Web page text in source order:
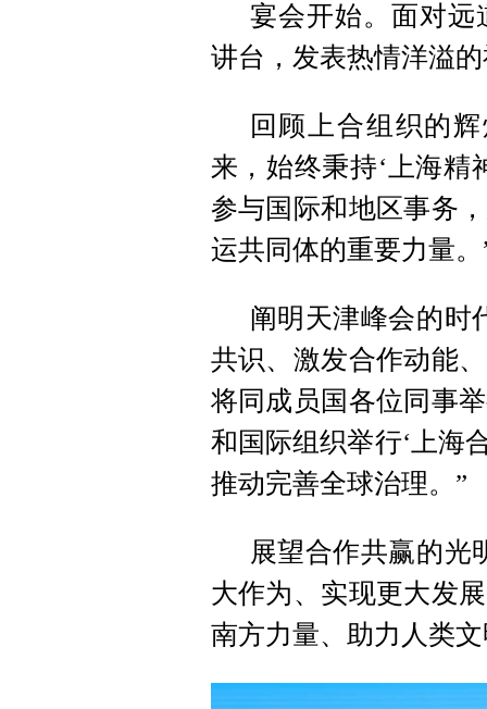
宴会开始。面对远
讲台，发表热情洋溢
回顾上合组织的
来，始终秉持‘上海精
参与国际和地区事务
运共同体的重要力量。
阐明天津峰会的
共识、激发合作动能
将同成员国各位同事
和国际组织举行‘上海
推动完善全球治理。”
展望合作共赢的
大作为、实现更大发
南方力量、助力人类